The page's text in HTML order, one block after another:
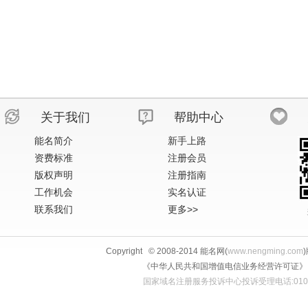
关于我们
能名简介
资费标准
版权声明
工作机会
联系我们
帮助中心
新手上路
注册会员
注册指南
实名认证
更多>>
Copyright © 2008-2014 能名网(www.nengming.com)
《中华人民共和国增值电信业务经营许可
国家域名注册服务投诉中心投诉受理电话